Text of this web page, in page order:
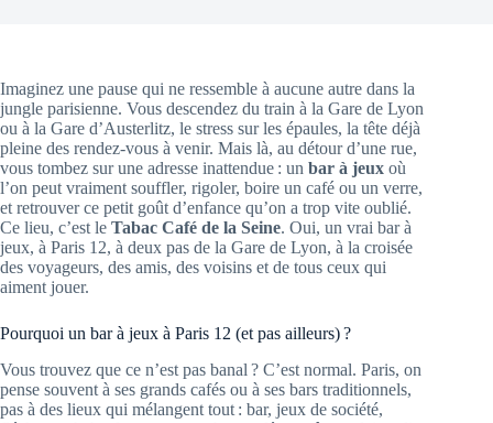
Imaginez une pause qui ne ressemble à aucune autre dans la
jungle parisienne. Vous descendez du train à la Gare de Lyon
ou à la Gare d’Austerlitz, le stress sur les épaules, la tête déjà
pleine des rendez-vous à venir. Mais là, au détour d’une rue,
vous tombez sur une adresse inattendue : un bar à jeux où
l’on peut vraiment souffler, rigoler, boire un café ou un verre,
et retrouver ce petit goût d’enfance qu’on a trop vite oublié.
Ce lieu, c’est le Tabac Café de la Seine. Oui, un vrai bar à
jeux, à Paris 12, à deux pas de la Gare de Lyon, à la croisée
des voyageurs, des amis, des voisins et de tous ceux qui
aiment jouer.
Pourquoi un bar à jeux à Paris 12 (et pas ailleurs) ?
Vous trouvez que ce n’est pas banal ? C’est normal. Paris, on
pense souvent à ses grands cafés ou à ses bars traditionnels,
pas à des lieux qui mélangent tout : bar, jeux de société,